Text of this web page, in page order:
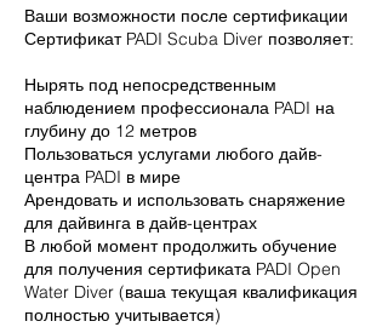
Ваши возможности после сертификации
Сертификат PADI Scuba Diver позволяет:
Нырять под непосредственным
наблюдением профессионала PADI на
глубину до 12 метров
Пользоваться услугами любого дайв-
центра PADI в мире
Арендовать и использовать снаряжение
для дайвинга в дайв-центрах
В любой момент продолжить обучение
для получения сертификата PADI Open
Water Diver (ваша текущая квалификация
полностью учитывается)